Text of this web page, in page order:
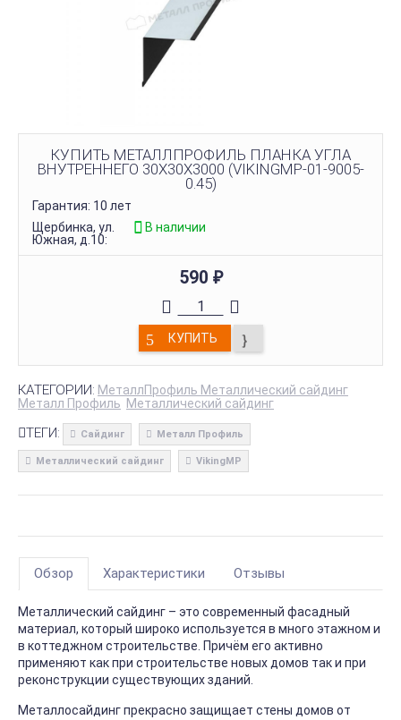
КУПИТЬ МЕТАЛЛПРОФИЛЬ ПЛАНКА УГЛА
ВНУТРЕННЕГО 30Х30Х3000 (VIKINGMP-01-9005-
0.45)
Гарантия: 10 лет
Щербинка, ул.
Южная, д.10:
В наличии
590 ₽
КУПИТЬ
КАТЕГОРИИ: МеталлПрофиль Металлический сайдинг
Металл Профиль Металлический сайдинг
ТЕГИ: Сайдинг Металл Профиль
Металлический сайдинг VikingMP
Обзор Характеристики Отзывы
Металлический сайдинг – это современный фасадный
материал, который широко используется в много этажном и
в коттеджном строительстве. Причём его активно
применяют как при строительстве новых домов так и при
реконструкции существующих зданий.
Металлосайдинг прекрасно защищает стены домов от